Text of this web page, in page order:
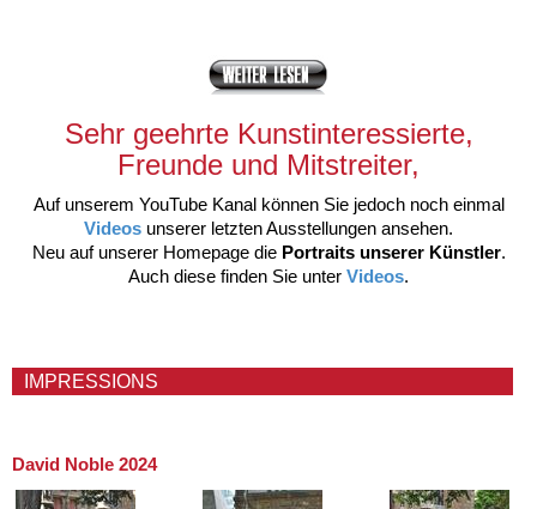
Sehr geehrte Kunstinteressierte,
Freunde und Mitstreiter,
Auf unserem YouTube Kanal können Sie jedoch noch einmal
Videos unserer letzten Ausstellungen ansehen.
Neu auf unserer Homepage die Portraits unserer Künstler.
Auch diese finden Sie unter Videos.
IMPRESSIONS
David Noble 2024